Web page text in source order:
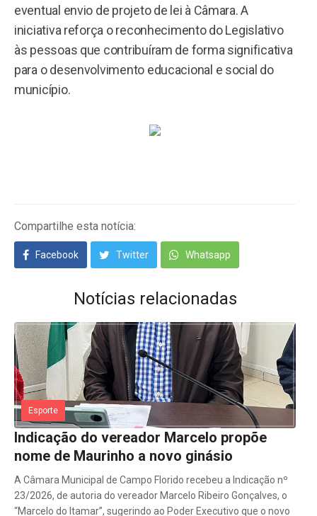
eventual envio de projeto de lei à Câmara. A
iniciativa reforça o reconhecimento do Legislativo
às pessoas que contribuíram de forma significativa
para o desenvolvimento educacional e social do
município.
Compartilhe esta notícia:
Facebook Twitter Whatsapp
Notícias relacionadas
Esporte
Indicação do vereador Marcelo propõe
nome de Maurinho a novo ginásio
A Câmara Municipal de Campo Florido recebeu a Indicação nº
23/2026, de autoria do vereador Marcelo Ribeiro Gonçalves, o
“Marcelo do Itamar”, sugerindo ao Poder Executivo que o novo